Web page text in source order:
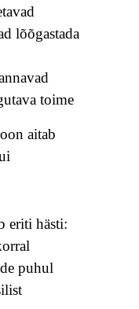
lõõgastada
toime
aitab
eriti hästi:
puhul